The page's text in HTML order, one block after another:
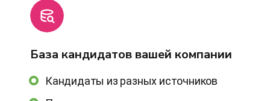
База кандидатов вашей компании
Кандидаты из разных источников